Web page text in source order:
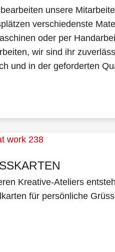
unsere
verschiedenste
oder per
wir sind ihr
und in der geforderten
Kreative-Ateliers
für persönliche